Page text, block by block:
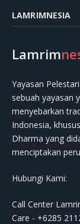
LAMRIMNESIA
Lamrim
Yayasan
sebuah yayasan
menyebarkan
Indonesia,
Dharma yang
menciptakan
Hubungi Kami:
Call Center
Care - +6285